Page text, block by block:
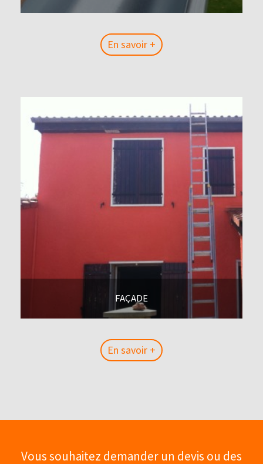
En savoir +
FAÇADE
En savoir +
Vous souhaitez demander un devis ou des